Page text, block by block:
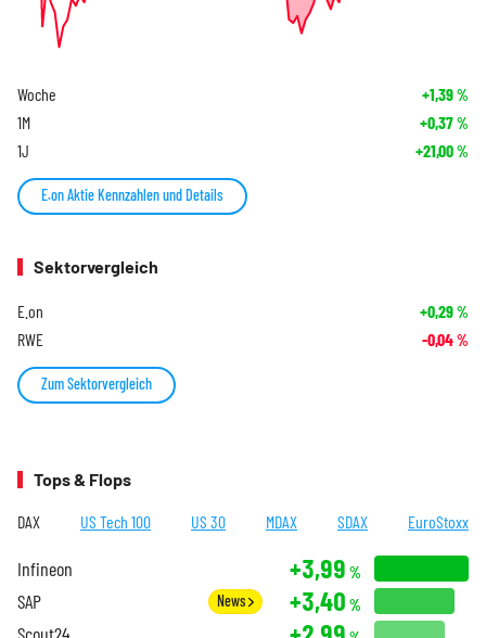
Woche +1,39%
1M +0,37%
1J +21,00%
E.on Aktie Kennzahlen und Details
Sektorvergleich
E.on +0,29%
RWE -0,04%
Zum Sektorvergleich
Tops & Flops
DAX US Tech 100 US 30 MDAX SDAX EuroStoxx
Infineon +3,99 %
SAP News +3,40 %